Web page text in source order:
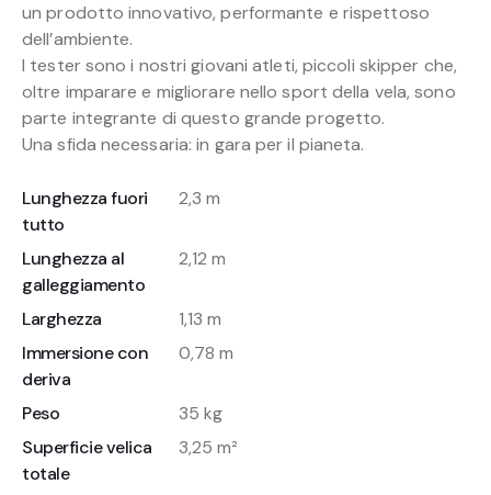
un prodotto innovativo, performante e rispettoso
dell’ambiente.
I tester sono i nostri giovani atleti, piccoli skipper che,
oltre imparare e migliorare nello sport della vela, sono
parte integrante di questo grande progetto.
Una sfida necessaria: in gara per il pianeta.
Lunghezza fuori
tutto
2,3 m
Lunghezza al
galleggiamento
2,12 m
Larghezza
1,13 m
Immersione con
deriva
0,78 m
Peso
35 kg
Superficie velica
totale
3,25 m²